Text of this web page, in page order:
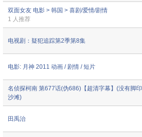
双面女友 电影 > 韩国 > 喜剧/爱情/剧情
1 人推荐
电视剧：疑犯追踪第2季第8集
电影: 月神 2011 动画 / 剧情 / 短片
名侦探柯南 第677话(伪686)【超清字幕】(没有脚
沙滩)
田禹治